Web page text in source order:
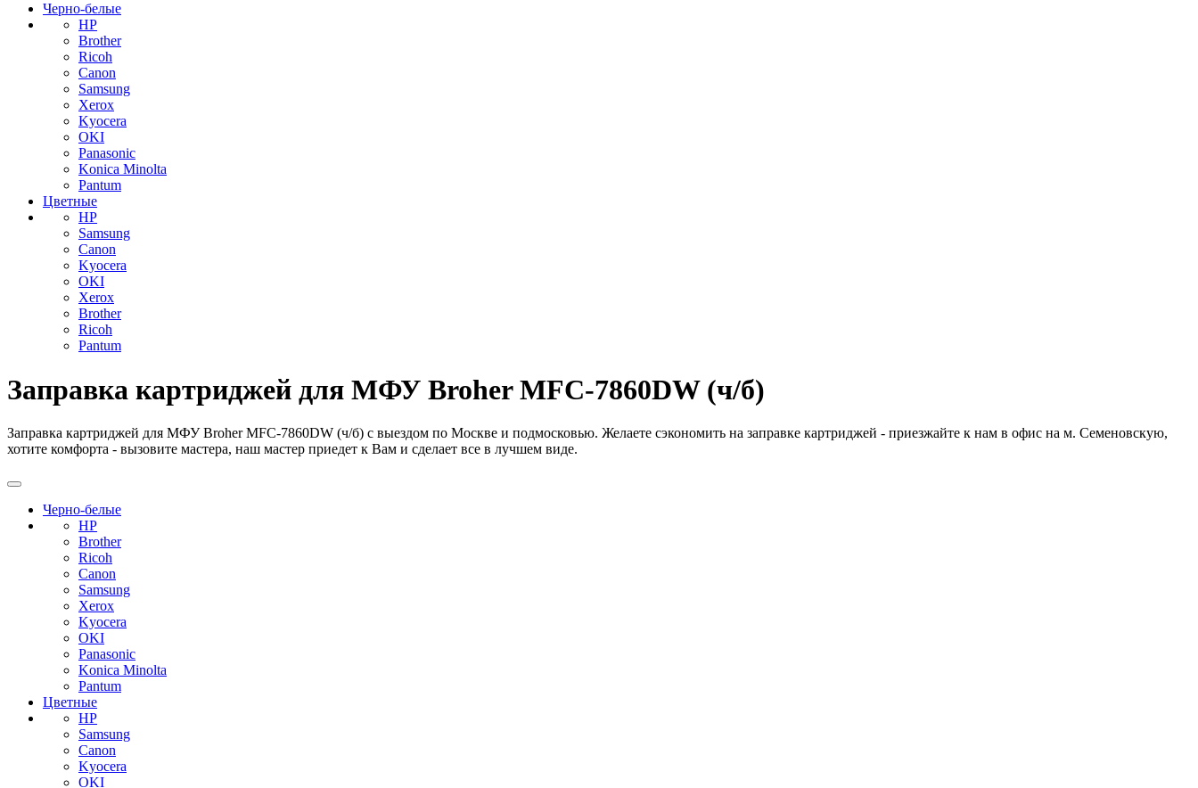
Черно-белые
HP
Brother
Ricoh
Canon
Samsung
Xerox
Kyocera
OKI
Panasonic
Konica Minolta
Pantum
Цветные
HP
Samsung
Canon
Kyocera
OKI
Xerox
Brother
Ricoh
Pantum
Заправка картриджей для МФУ Broher MFC-7860DW (ч/б)
Заправка картриджей для МФУ Broher MFC-7860DW (ч/б) с выездом по Москве и подмосковью. Желаете сэкономить на заправке картриджей - приезжайте к нам в офис на м. Семеновскую,
хотите комфорта - вызовите мастера, наш мастер приедет к Вам и сделает все в лучшем виде.
Черно-белые
HP
Brother
Ricoh
Canon
Samsung
Xerox
Kyocera
OKI
Panasonic
Konica Minolta
Pantum
Цветные
HP
Samsung
Canon
Kyocera
OKI